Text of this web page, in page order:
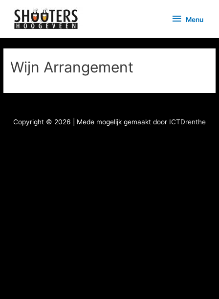
inhoud
Menu
Menu
Wijn Arrangement
Copyright © 2026 | Mede mogelijk gemaakt door ICTDrenthe